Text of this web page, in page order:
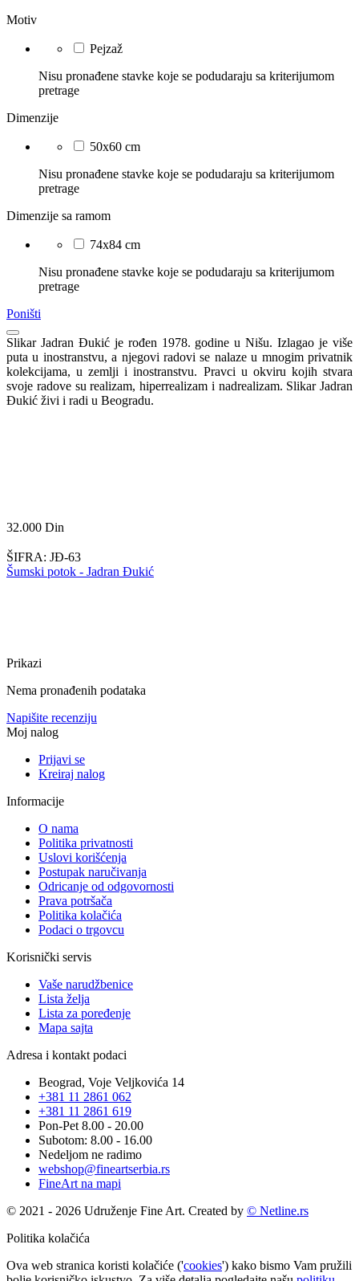
Motiv
Pejzaž
Nisu pronađene stavke koje se podudaraju sa kriterijumom
pretrage
Dimenzije
50x60 cm
Nisu pronađene stavke koje se podudaraju sa kriterijumom
pretrage
Dimenzije sa ramom
74x84 cm
Nisu pronađene stavke koje se podudaraju sa kriterijumom
pretrage
Poništi
Slikar Jadran Đukić je rođen 1978. godine u Nišu. Izlagao je više
puta u inostranstvu, a njegovi radovi se nalaze u mnogim privatnik
kolekcijama, u zemlji i inostranstvu. Pravci u okviru kojih stvara
svoje radove su realizam, hiperrealizam i nadrealizam. Slikar Jadran
Đukić živi i radi u Beogradu.
32.000 Din
ŠIFRA: JĐ-63
Šumski potok - Jadran Đukić
Prikazi
Nema pronađenih podataka
Napišite recenziju
Moj nalog
Prijavi se
Kreiraj nalog
Informacije
O nama
Politika privatnosti
Uslovi korišćenja
Postupak naručivanja
Odricanje od odgovornosti
Prava potršača
Politika kolačića
Podaci o trgovcu
Korisnički servis
Vaše narudžbenice
Lista želja
Lista za poređenje
Mapa sajta
Adresa i kontakt podaci
Beograd, Voje Veljkovića 14
+381 11 2861 062
+381 11 2861 619
Pon-Pet 8.00 - 20.00
Subotom: 8.00 - 16.00
Nedeljom ne radimo
webshop@fineartserbia.rs
FineArt na mapi
© 2021 - 2026 Udruženje Fine Art. Created by © Netline.rs
Politika kolačića
Ova web stranica koristi kolačiće ('cookies') kako bismo Vam pružili